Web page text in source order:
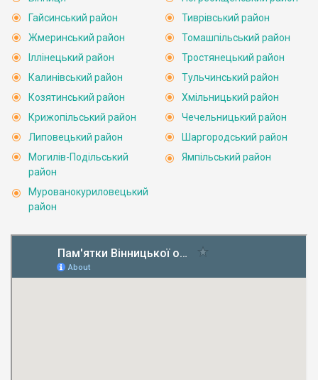
Гайсинський район
Жмеринський район
Іллінецький район
Калинівський район
Козятинський район
Крижопільський район
Липовецький район
Могилів-Подільський
район
Мурованокуриловецький
район
Тиврівський район
Томашпільський район
Тростянецький район
Тульчинський район
Хмільницький район
Чечельницький район
Шаргородський район
Ямпільський район